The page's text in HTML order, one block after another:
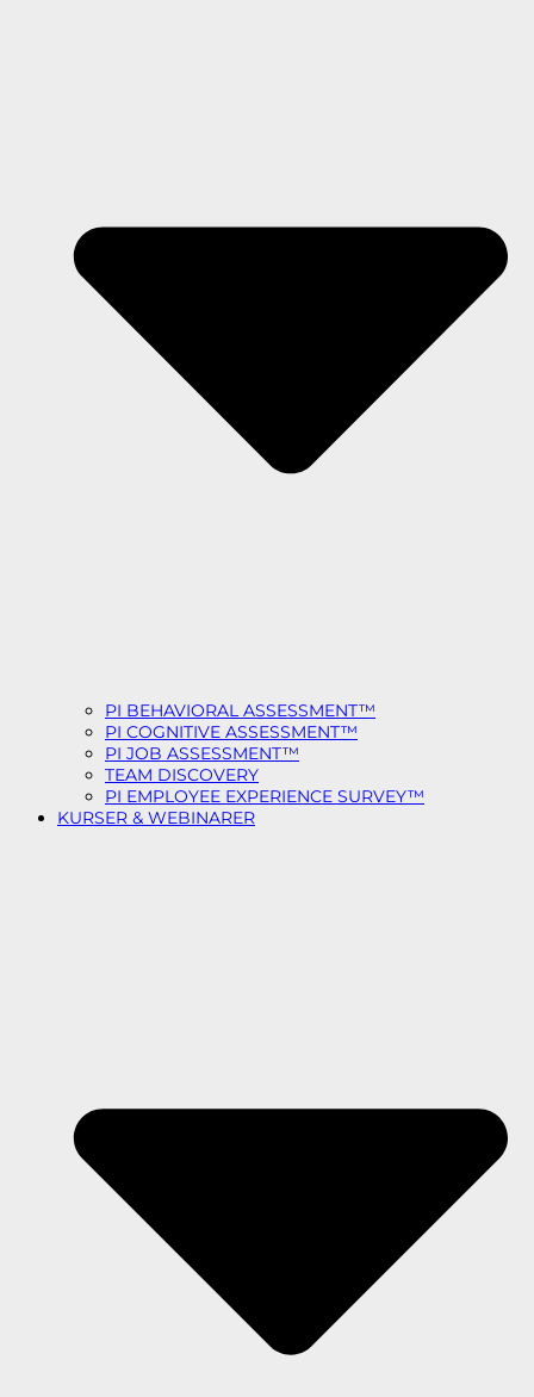
PI BEHAVIORAL ASSESSMENT™
PI COGNITIVE ASSESSMENT™
PI JOB ASSESSMENT™
TEAM DISCOVERY
PI EMPLOYEE EXPERIENCE SURVEY™
KURSER & WEBINARER